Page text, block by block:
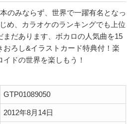
のみならず、世界で一躍有名となっ
め、カラオケのランキングでも上位
まだあります、ボカロの人気曲を15
おろし&イラストカード特典付！楽
ドの世界を楽しもう！
GTP01089050
2012年8月14日